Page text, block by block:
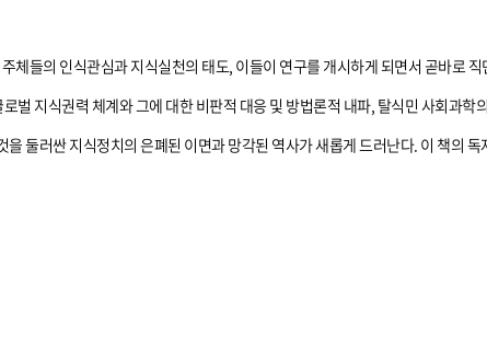
체들의 인식관심과 지식실천의 태도, 이들이 연구를 개시하게 되면서 곧바로
벌 지식권력 체계와 그에 대한 비판적 대응 및 방법론적 내파, 탈식민 사회과
둘러싼 지식정치의 은폐된 이면과 망각된 역사가 새롭게 드러난다. 이 책의